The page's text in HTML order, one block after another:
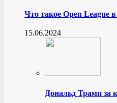
Что такое Open League
15.06.2024
Дональд Трамп